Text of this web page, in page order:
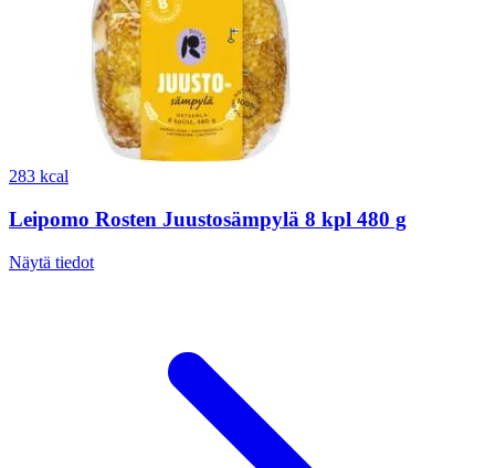
283 kcal
Leipomo Rosten Juustosämpylä 8 kpl 480 g
Näytä tiedot